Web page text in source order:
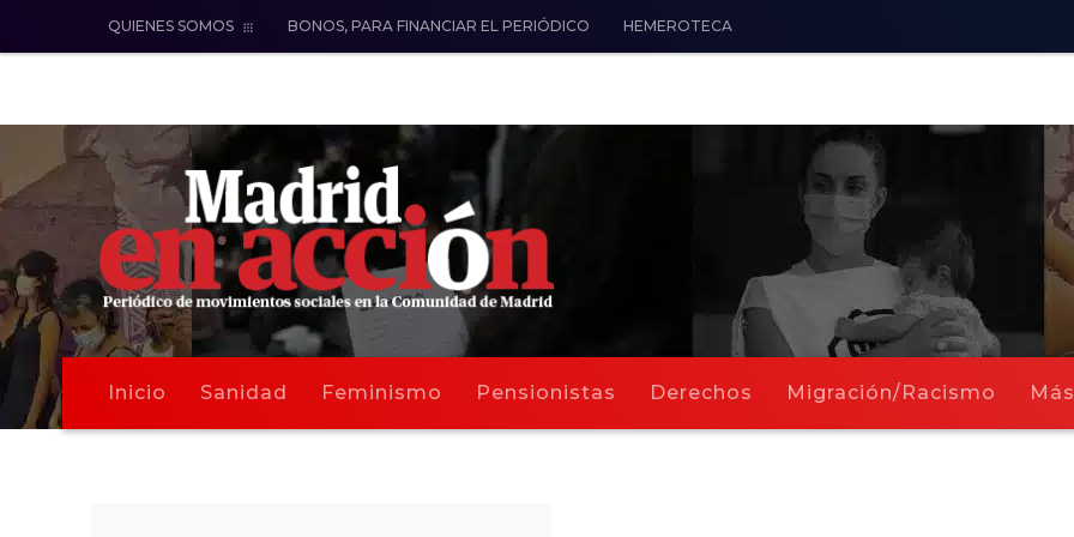
QUIENES SOMOS BONOS, PARA FINANCIAR EL PERIÓDICO HEMEROTECA
Inicio Sanidad Feminismo Pensionistas Derechos Migración/Racismo Más